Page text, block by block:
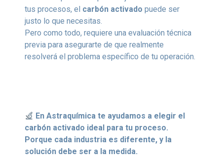
tus procesos, el carbón activado puede ser
justo lo que necesitas.
Pero como todo, requiere una evaluación técnica
previa para asegurarte de que realmente
resolverá el problema específico de tu operación.
En Astraquímica te ayudamos a elegir el
carbón activado ideal para tu proceso.
Porque cada industria es diferente, y la
solución debe ser a la medida.